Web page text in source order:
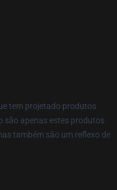
tem projetado produtos
são apenas estes produtos
também são um reflexo de